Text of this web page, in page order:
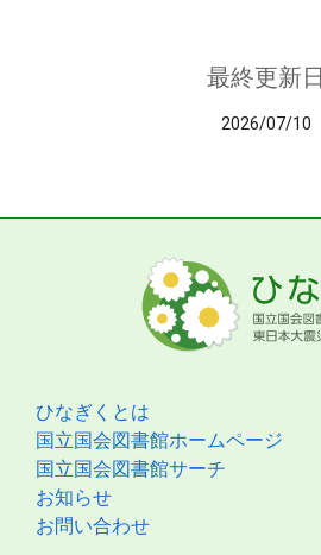
最終更新日
2026/07/10
ひなぎくとは
国立国会図書館ホームページ
国立国会図書館サーチ
お知らせ
お問い合わせ